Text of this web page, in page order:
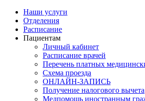
Наши услуги
Отделения
Расписание
Пациентам
Личный кабинет
Расписание врачей
Перечень платных
Схема проезда
ОНЛАЙН-ЗАПИСЬ
Получение налогового вычета
Медпомощь иностранным